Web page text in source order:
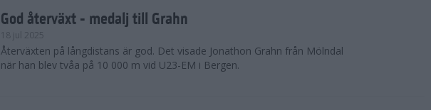
God återväxt - medalj till Grahn
18 jul 2025
Återväxten på långdistans är god. Det visade Jonathon Grahn från Mölndal
när han blev tvåa på 10 000 m vid U23-EM i Bergen.